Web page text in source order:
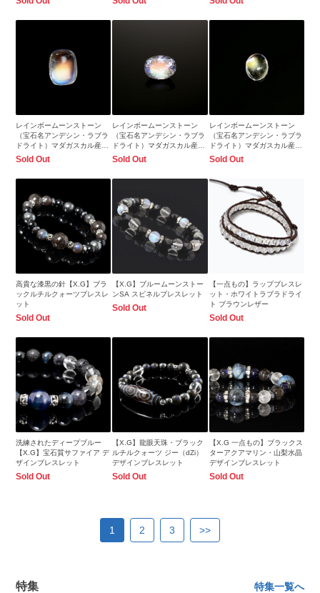
レインボームーンストーン
（宝石名アンデシン・ラブラ
ドライト）マダガスカル産
0.97ct 識別済7.0x5.4mm前後
Sold Out
レインボームーンストーン
（宝石名アンデシン・ラブラ
ドライト）マダガスカル産
0.51ct 識別済6.0x4.7mm前後
Sold Out
レインボームーンストーン
（宝石名アンデシン・ラブラ
ドライト）マダガスカル産
0.94ct 識別済6.7x5.6mm前後
Sold Out
高貴な漆黒の針【X.G】ブラ
ックルチルクォーツブレスレ
ット
Sold Out
【X.G】ブルームーンストー
ンSA スピネルブレスレット
Sold Out
【一点もの】ラップブレスレ
ット・ホワイトラブラドライ
ト ブラウンレザー
Sold Out
洗練されたディープブルー
【X.G】宝石質サファイア デ
ザインブレスレット
Sold Out
【X.G】龍眼天珠・ブラック
ルチルクォーツ ジー（dZi）
デザインブレスレット
Sold Out
【X.G 一点もの】ブラックス
ターアクアマリン・山梨水晶
デザインブレスレット
Sold Out
1 2 3 >>
特集 特集一覧へ